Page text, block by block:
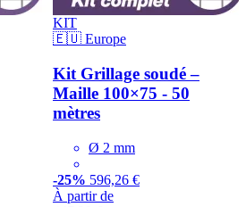
KIT
🇪🇺 Europe
Kit Grillage soudé –
Maille 100×75 - 50
mètres
Ø 2 mm
-25% 596,26 €
À partir de